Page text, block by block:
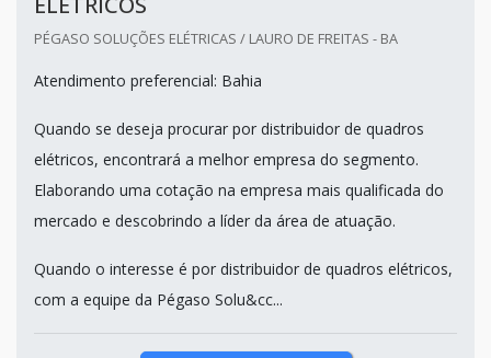
PÉGASO SOLUÇÕES ELÉTRICAS / LAURO DE FREITAS - BA
Atendimento preferencial: Bahia
Quando se deseja procurar por distribuidor de quadros
elétricos, encontrará a melhor empresa do segmento.
Elaborando uma cotação na empresa mais qualificada do
mercado e descobrindo a líder da área de atuação.
Quando o interesse é por distribuidor de quadros elétricos,
com a equipe da Pégaso Solu&cc...